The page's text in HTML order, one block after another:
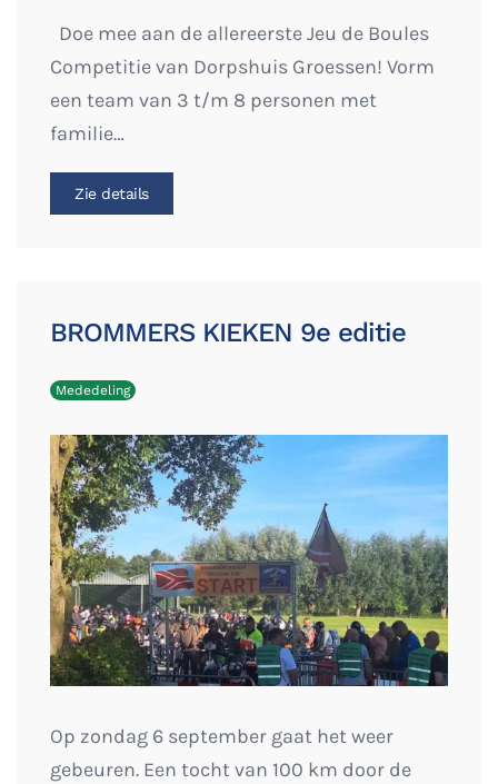
Doe mee aan de allereerste Jeu de Boules
Competitie van Dorpshuis Groessen! Vorm
een team van 3 t/m 8 personen met
familie…
Zie details
BROMMERS KIEKEN 9e editie
Mededeling
Op zondag 6 september gaat het weer
gebeuren. Een tocht van 100 km door de